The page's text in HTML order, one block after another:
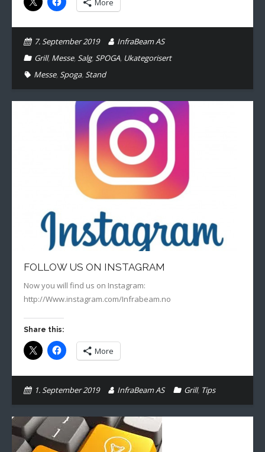
More
7. September 2019
InfraBeam AS
Grill, Messe,Salg,SPOGA, Ukategorisert
Messe,Spoga,Stand
FOLLOW US ON INSTAGRAM
Now you will find us on Instagram:
http://Www.instagram.com/Infrabeam.no
Share this:
More
1. September 2019 InfraBeam AS Grill, Tips